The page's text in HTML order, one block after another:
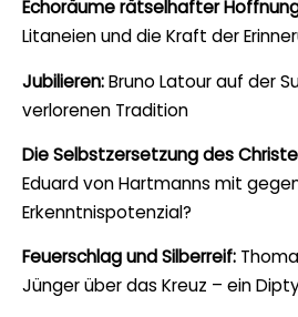
Echoräume rätselhafter
Litaneien und die Kraft der
Jubilieren:Bruno Latour auf der
verlorenen Tradition
Die Selbstzersetzung des
Eduard von Hartmanns mit
Erkenntnispotenzial?
Feuerschlag und Silberreif:
Jünger über das Kreuz – ein